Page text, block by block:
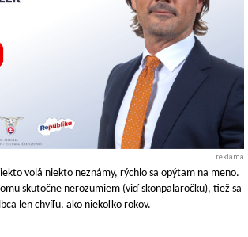
reklama
volá niekto neznámy, rýchlo sa opýtam na meno.
skutočne nerozumiem (viď skonpalaročku), tiež sa
len chvíľu, ako niekoľko rokov.